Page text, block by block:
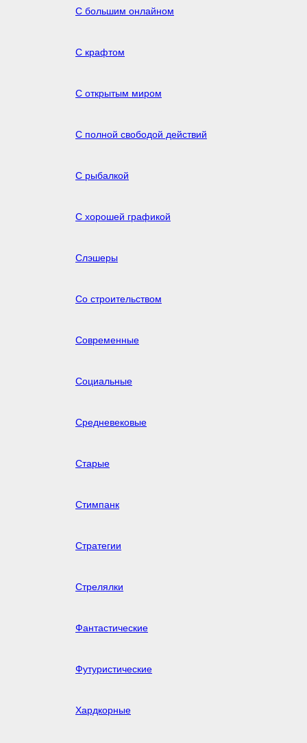
С большим онлайном
С крафтом
С открытым миром
С полной свободой действий
С рыбалкой
С хорошей графикой
Слэшеры
Со строительством
Современные
Социальные
Средневековые
Старые
Стимпанк
Стратегии
Стрелялки
Фантастические
Футуристические
Хардкорные